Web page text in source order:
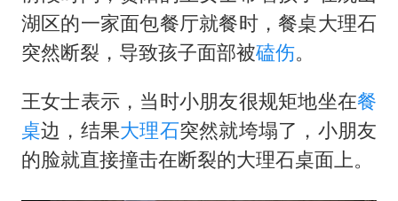
情侣在平潭拍日出时坠崖致一死一伤
吴宜泽回应晋级中国赛16强
河南刑案嫌犯被抓 逃窜时伤害多人
乐享全民健身 共筑健康中国
湖区的一家面包餐厅就餐时，餐桌大理石
突然断裂，导致孩子面部被磕伤。
王女士表示，当时小朋友很规矩地坐在餐
桌边，结果大理石突然就垮塌了，小朋友
的脸就直接撞击在断裂的大理石桌面上。